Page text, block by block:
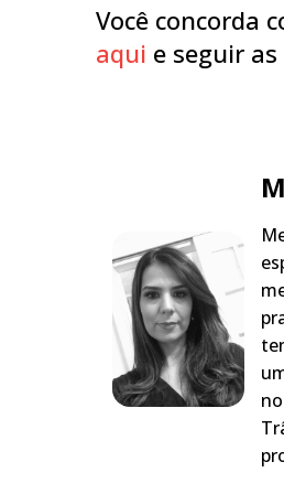
Você concorda
aqui e seguir